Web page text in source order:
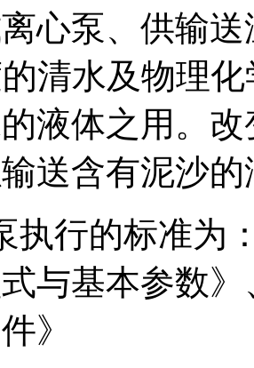
心泵、供输送
清水及物理
液体之用。
送含有泥沙的
执行的标准为
与基本参数
》